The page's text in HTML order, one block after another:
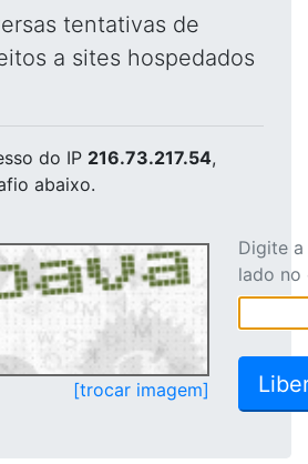
tentativas de
a sites hospedados
do IP 216.73.217.54,
abaixo.
[trocar imagem]
Digite
lado no